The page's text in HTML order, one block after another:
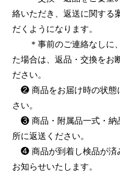
絡いただき、返送に関する
だくようになります。
＊事前のご連絡なしに、
た場合は、返品・交換をお
ださい。
❷ 商品をお届け時の状態
さい。
❸ 商品・附属品一式・納
所に返送ください。
❹ 商品が到着し検品が済
お知らせいたします。